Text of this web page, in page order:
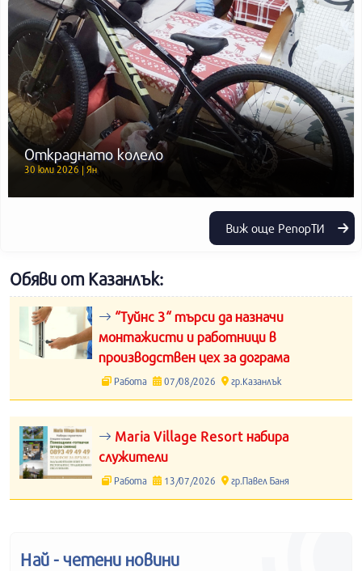
Откраднато колело
30 юли 2026 | Ян
Виж още РепорТИ
Обяви от Казанлък:
“Туйнс 3“ търси да назначи
монтажисти и работници в
производствен цех за дограма
Работа 07/08/2026 гр.Казанлък
Maria Village Resort набира
служители
Работа 13/07/2026 гр.Павел Баня
Най - четени новини